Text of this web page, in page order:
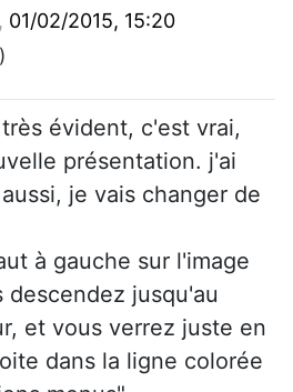
, 01/02/2015, 15:20
évident, c'est vrai,
présentation. j'ai
je vais changer de
à gauche sur l'image
descendez jusqu'au
et vous verrez juste en
dans la ligne colorée